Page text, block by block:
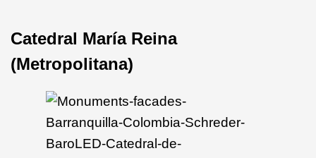
Catedral María Reina
(Metropolitana)